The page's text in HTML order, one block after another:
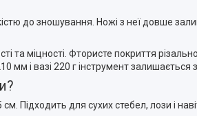
до зношування. Ножі з неї довше
та міцності. Фтористе покриття
мм і вазі 220 г інструмент
Підходить для сухих стебел, лози і